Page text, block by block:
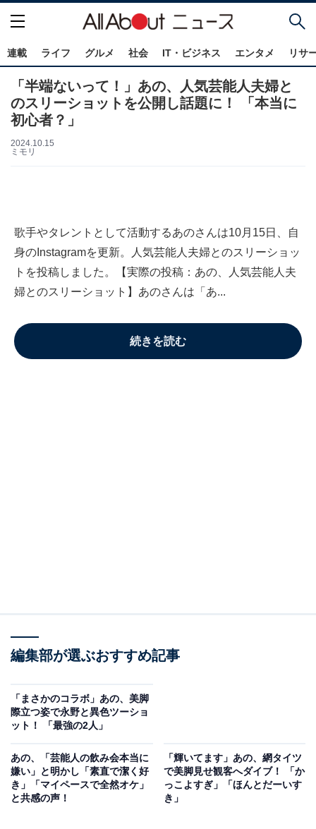
連載 ライフ グルメ 社会 IT・ビジネス エンタメ リサ
「半端ないって！」あの、人気芸能人夫婦と
のスリーショットを公開し話題に！ 「本当に
初心者？」
2024.10.15
ミモリ
歌手やタレントとして活動するあのさんは10月15日、自
身のInstagramを更新。人気芸能人夫婦とのスリーショッ
トを投稿しました。【実際の投稿：あの、人気芸能人夫
婦とのスリーショット】あのさんは「あ...
続きを読む
編集部が選ぶおすすめ記事
「まさかのコラボ」あの、美脚
際立つ姿で永野と異色ツーショ
ット！ 「最強の2人」
あの、「芸能人の飲み会本当に
嫌い」と明かし「素直で潔く好
き」「マイペースで全然オケ」
と共感の声！
「輝いてます」あの、網タイツ
で美脚見せ観客へダイブ！ 「か
っこよすぎ」「ほんとだーいす
き」